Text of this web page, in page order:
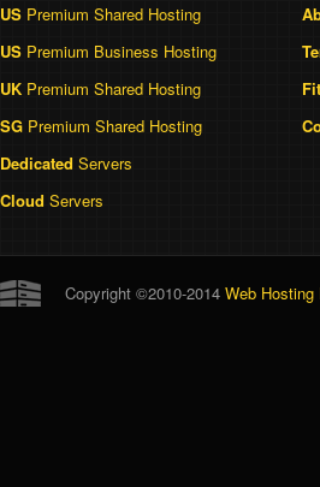
US Premium Shared Hosting
US Premium Business Hosting
UK Premium Shared Hosting
SG Premium Shared Hosting
Dedicated Servers
Cloud Servers
Copyright ©2010-2014 Web